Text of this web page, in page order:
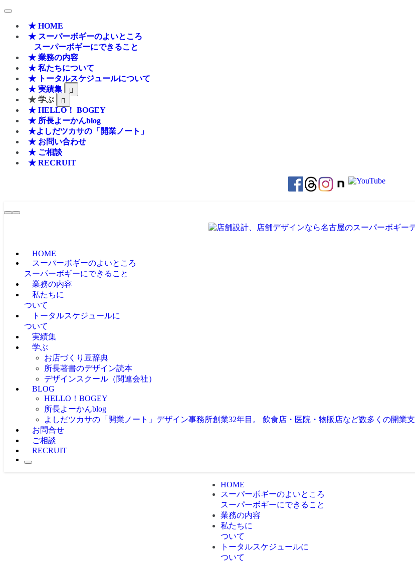
★ HOME
★ スーパーボギーのよいところ
スーパーボギーにできること
★ 業務の内容
★ 私たちについて
★ トータルスケジュールについて
★ 実績集
★ 学ぶ
★ HELLO！ BOGEY
★ 所長よーかんblog
★よしだツカサの「開業ノート」
★ お問い合わせ
★ ご相談
★ RECRUIT
HOME
スーパーボギーのよいところ
スーパーボギーにできること
業務の内容
私たちに
ついて
トータルスケジュールに
ついて
実績集
学ぶ
お店づくり豆辞典
所長著書のデザイン読本
デザインスクール（関連会社）
BLOG
HELLO！BOGEY
所長よーかんblog
よしだツカサの「開業ノート」 デザイン事務所創業32年目。 飲食店・医院・物販店など数多くの開業
お問合せ
ご相談
RECRUIT
HOME
スーパーボギーのよいところ
スーパーボギーにできること
業務の内容
私たちに
ついて
トータルスケジュールに
ついて